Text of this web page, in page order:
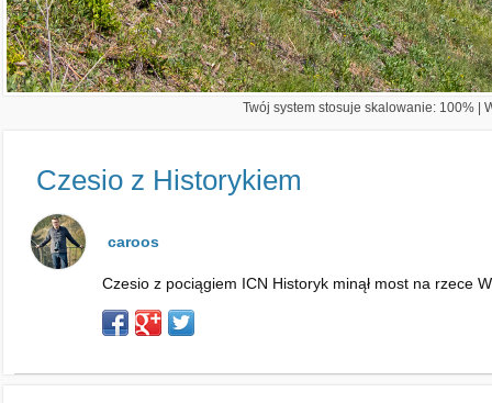
Twój system stosuje skalowanie: 100% |
Czesio z Historykiem
caroos
Czesio z pociągiem ICN Historyk minął most na rzece